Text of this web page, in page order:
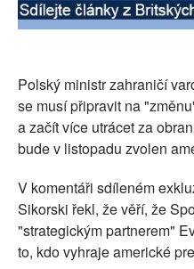
Polský ministr zahraničí
se musí připravit na
a začít více utrácet za
bude v listopadu zvolen
V komentáři sdíleném
Sikorski řekl, že věří, že
"strategickým partnerem"
to, kdo vyhraje americké